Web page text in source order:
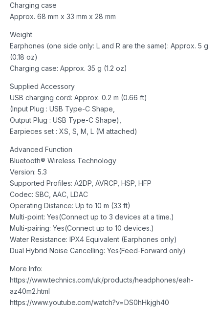
Charging case
Approx. 68 mm x 33 mm x 28 mm
Weight
Earphones (one side only: L and R are the same): Approx. 5 g
(0.18 oz)
Charging case: Approx. 35 g (1.2 oz)
Supplied Accessory
USB charging cord: Approx. 0.2 m (0.66 ft)
(Input Plug : USB Type-C Shape,
Output Plug : USB Type-C Shape),
Earpieces set : XS, S, M, L (M attached)
Advanced Function
Bluetooth® Wireless Technology
Version: 5.3
Supported Profiles: A2DP, AVRCP, HSP, HFP
Codec: SBC, AAC, LDAC
Operating Distance: Up to 10 m (33 ft)
Multi-point: Yes(Connect up to 3 devices at a time.)
Multi-pairing: Yes(Connect up to 10 devices.)
Water Resistance: IPX4 Equivalent (Earphones only)
Dual Hybrid Noise Cancelling: Yes(Feed-Forward only)
More Info:
https://www.technics.com/uk/products/headphones/eah-
az40m2.html
https://www.youtube.com/watch?v=DS0hHkjgh40